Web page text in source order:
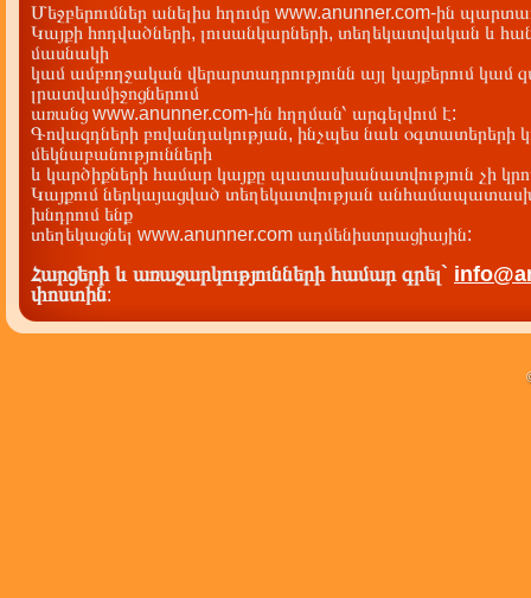
Մեջբերումներ անելիս հղումը www.anunner.com-ին
Կայքի հոդվածների, լուսանկարների, տեղեկատվական և
մասնակի
կամ ամբողջական վերարտադրությունն այլ կայքերում կամ
լրատվամիջոցներում
առանց www.anunner.com-ին հղղման՝ արգելվում է:
Գովազդների բովանդակության, ինչպես նաև օգտատերերի
մեկնաբանությունների
և կարծիքների համար կայքը պատասխանատվություն չի
Կայքում ներկայացված տեղեկատվության
խնդրում ենք
տեղեկացնել www.anunner.com ադմենիստրացիային:
Հարցերի և առաջարկությունների համար գրել`
փոստին: